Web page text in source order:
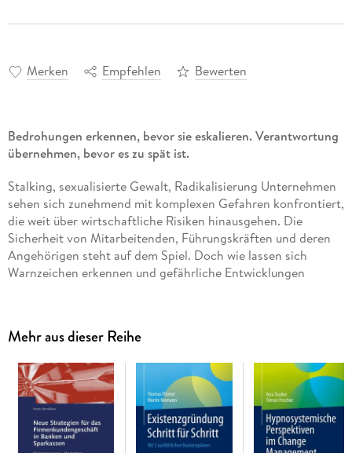
Merken Empfehlen Bewerten
Bedrohungen erkennen, bevor sie eskalieren. Verantwortung
übernehmen, bevor es zu spät ist.
Stalking, sexualisierte Gewalt, Radikalisierung Unternehmen
sehen sich zunehmend mit komplexen Gefahren konfrontiert,
die weit über wirtschaftliche Risiken hinausgehen. Die
Sicherheit von Mitarbeitenden, Führungskräften und deren
Angehörigen steht auf dem Spiel. Doch wie lassen sich
Warnzeichen erkennen und gefährliche Entwicklungen
fundierten Einblick in ein professionelles
Informationen zusammengeführt werden, fundierte
Einschätzungen potenziell gefährlicher Situationen gelingen
und wie ein strukturiertes Fallmanagement zu einer
erfolgreichen Bewältigung beiträgt. Anhand praxisnaher
Fallbeispiele wird deutlich, wie eine interdisziplinäre
Mehr aus dieser Reihe